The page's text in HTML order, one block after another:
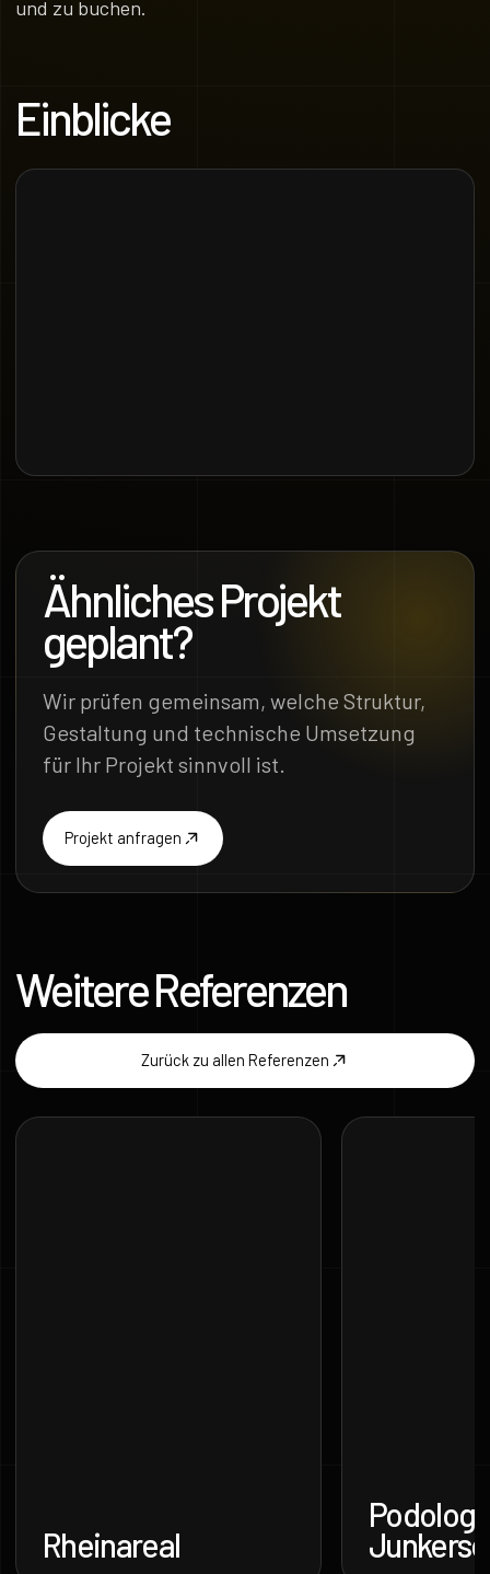
und zu buchen.
Einblicke
Ähnliches Projekt
geplant?
Wir prüfen gemeinsam, welche Struktur,
Gestaltung und technische Umsetzung
für Ihr Projekt sinnvoll ist.
Projekt anfragen
Weitere Referenzen
Zurück zu allen Referenzen
Rheinareal